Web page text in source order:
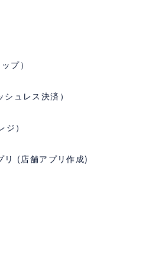
プ）
ュレス決済）
）
リ (店舗アプリ作成)